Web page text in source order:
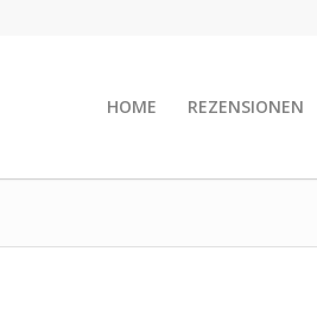
HOME REZENSIONEN